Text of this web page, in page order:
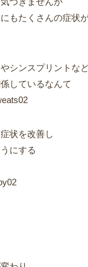
もたくさんの症状
シンスプリントな
しているなんて
状を改善し
にする